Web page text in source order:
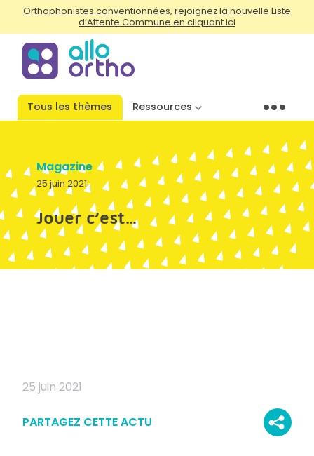
Orthophonistes conventionnées, rejoignez la nouvelle Liste
d’Attente Commune en cliquant ici
Tous les thèmes Ressources Menu
Magazine
25 juin 2021
Jouer c’est…
25 juin 2021
PARTAGEZ CETTE ACTU